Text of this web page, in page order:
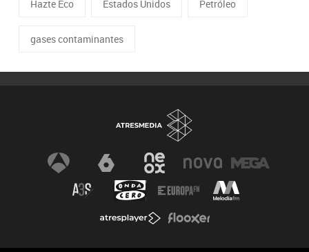
Hazte Eco Estados Unidos Petróleo
gases contaminantes